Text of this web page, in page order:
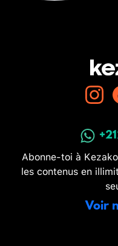
Abonne-toi à
les contenus en
Voir